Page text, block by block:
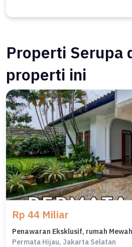
Properti Serupa
properti ini
Rp 44 Miliar
Permata Hijau, Jakarta Selatan